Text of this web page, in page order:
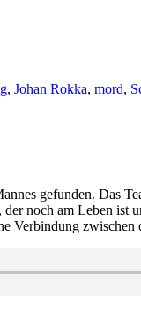
, Johan Rokka, mord,
gefunden. Das
noch am Leben
Verbindung